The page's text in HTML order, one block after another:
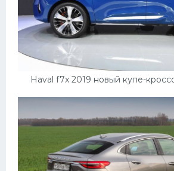
Haval f7x 2019 новый купе-